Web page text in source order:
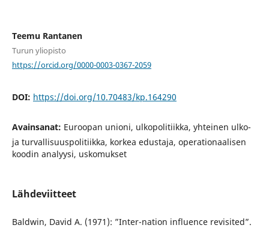
Teemu Rantanen
Turun yliopisto
https://orcid.org/0000-0003-0367-2059
DOI: https://doi.org/10.70483/kp.164290
Avainsanat: Euroopan unioni, ulkopolitiikka, yhteinen ulko-
ja turvallisuuspolitiikka, korkea edustaja, operationaalisen
koodin analyysi, uskomukset
Lähdeviitteet
Baldwin, David A. (1971): ”Inter-nation influence revisited”.